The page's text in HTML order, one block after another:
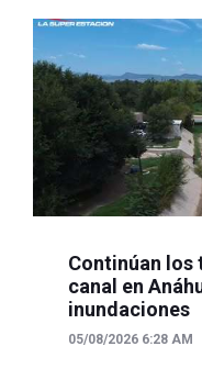
Continúan los
canal en
inundaciones
05/08/2026 6:28 AM